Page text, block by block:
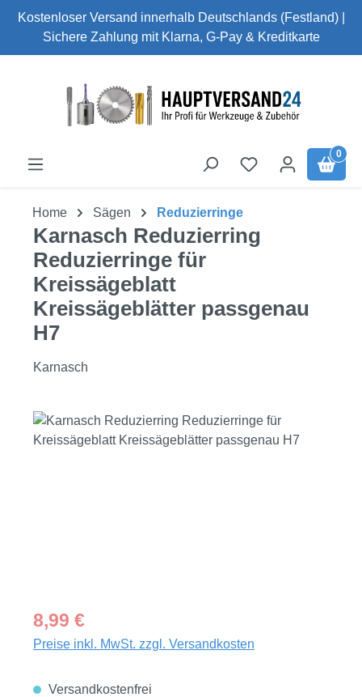
Zum Hauptinhalt springen
Kostenloser Versand innerhalb Deutschlands (Festland) |
Sichere Zahlung mit Klarna, G-Pay & Kreditkarte
0
Home Sägen Reduzierringe
Karnasch Reduzierring
Reduzierringe für
Kreissägeblatt
Kreissägeblätter passgenau
H7
Karnasch
Bildergalerie überspringen
Regulärer Preis:
8,99 €
Preise inkl. MwSt. zzgl. Versandkosten
Versandkostenfrei